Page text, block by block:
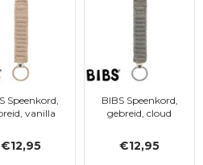
Speenkord,
vanilla
€12,95
BIBS Speenkord,
gebreid, cloud
€12,95